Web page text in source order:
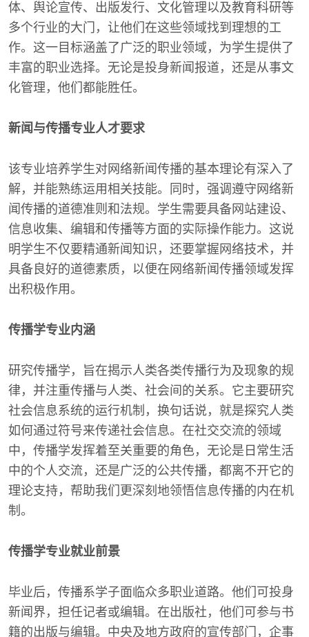
体、舆论宣传、出版发行、文化管理以及教育科研等
多个行业的大门，让他们在这些领域找到理想的工
作。这一目标涵盖了广泛的职业领域，为学生提供了
丰富的职业选择。无论是投身新闻报道，还是从事文
化管理，他们都能胜任。
新闻与传播专业人才要求
该专业培养学生对网络新闻传播的基本理论有深入了
解，并能熟练运用相关技能。同时，强调遵守网络新
闻传播的道德准则和法规。学生需要具备网站建设、
信息收集、编辑和传播等方面的实际操作能力。这说
明学生不仅要精通新闻知识，还要掌握网络技术，并
具备良好的道德素质，以便在网络新闻传播领域发挥
出积极作用。
传播学专业内涵
研究传播学，旨在揭示人类各类传播行为及现象的规
律，并注重传播与人类、社会间的关系。它主要研究
社会信息系统的运行机制，换句话说，就是探究人类
如何通过符号来传递社会信息。在社交交流的领域
中，传播学发挥着至关重要的角色，无论是日常生活
中的个人交流，还是广泛的公共传播，都离不开它的
理论支持，帮助我们更深刻地领悟信息传播的内在机
制。
传播学专业就业前景
毕业后，传播系学子面临众多职业道路。他们可投身
新闻界，担任记者或编辑。在出版社，他们可参与书
籍的出版与编辑。中央及地方政府的宣传部门，企事